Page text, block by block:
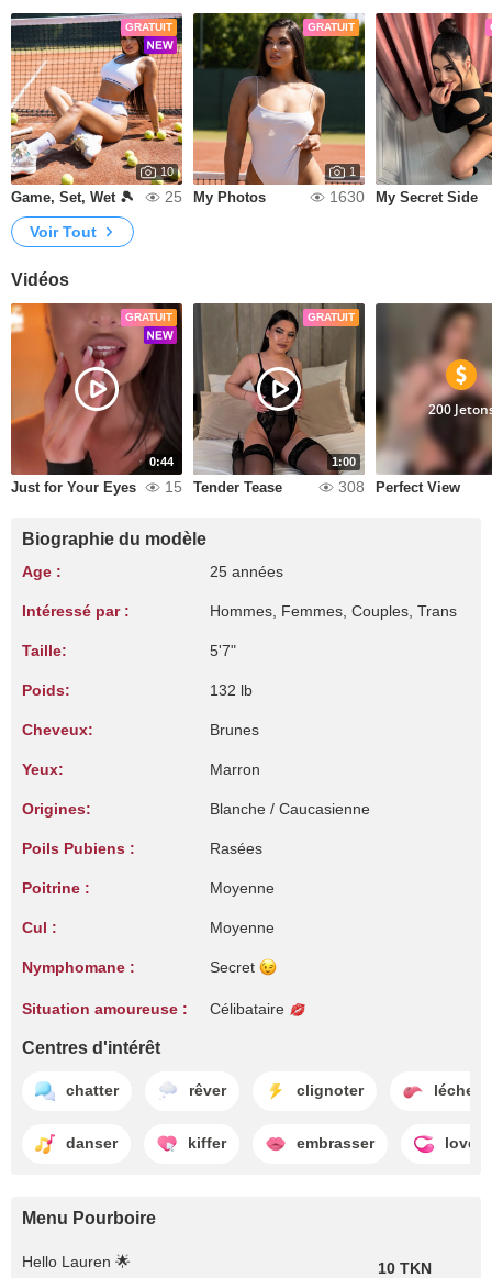
GRATUIT
10
Game, Set, Wet 🎾 25
GRATUIT
1
My Photos 1630 My Secret Side
Voir Tout
Vidéos
GRATUIT
0:44
Just for Your Eyes 15
GRATUIT
1:00
Tender Tease 308
200
Perfect View
Biographie du modèle
Age : 25 années
Intéressé par : Hommes, Femmes, Couples, Trans
Taille: 5'7"
Poids: 132 lb
Cheveux: Brunes
Yeux: Marron
Origines: Blanche / Caucasienne
Poils Pubiens : Rasées
Poitrine : Moyenne
Cul : Moyenne
Nymphomane : Secret
Situation amoureuse : Célibataire
Centres d'intérêt
chatter rêver clignoter lécher
danser kiffer embrasser
Menu Pourboire
Hello Lauren 🌟 10 TKN